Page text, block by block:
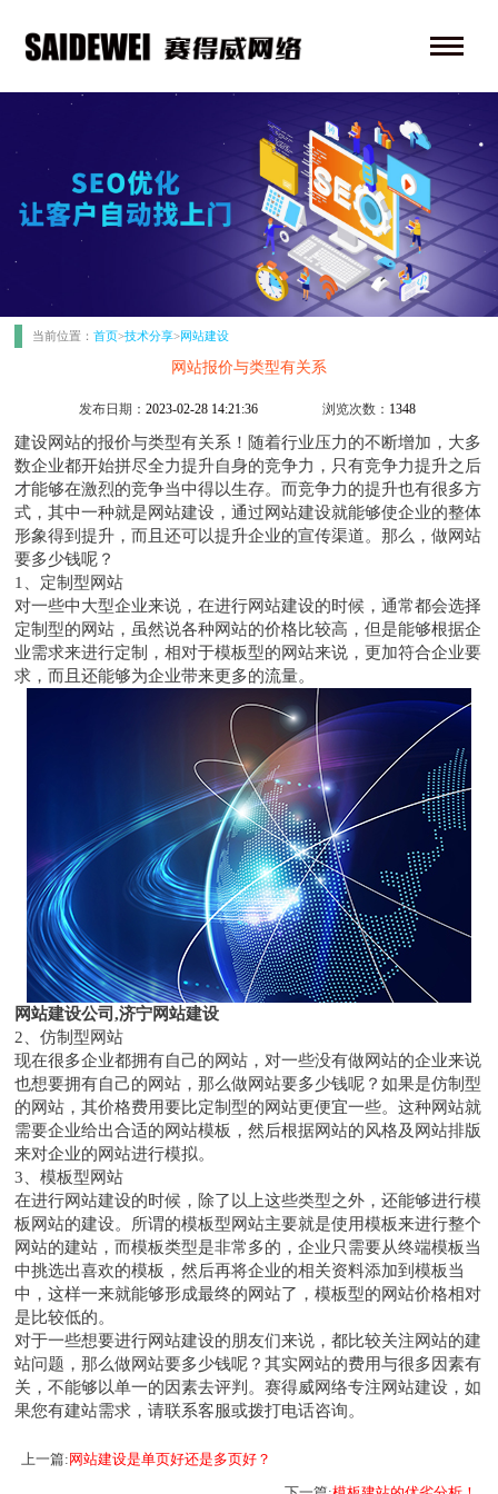
当前位置：首页>技术分享>网站建设
网站报价与类型有关系
发布日期：2023-02-28 14:21:36 浏览次数： 1348
建设网站的报价与类型有关系！随着行业压力的不断增加，大多
数企业都开始拼尽全力提升自身的竞争力，只有竞争力提升之后
才能够在激烈的竞争当中得以生存。而竞争力的提升也有很多方
式，其中一种就是网站建设 ，通过网站建设就能够使企业的整体
形象得到提升，而且还可以提升企业的宣传渠道。那么，做网站
要多少钱呢？
1、定制型网站
对一些中大型企业来说，在进行网站建设的时候，通常都会选择
定制型的网站，虽然说各种网站的价格比较高，但是能够根据企
业需求来进行定制，相对于模板型的网站来说，更加符合企业要
求，而且还能够为企业带来更多的流量。
网站建设公司,济宁网站建设
2、仿制型网站
现在很多企业都拥有自己的网站，对一些没有做网站的企业来说
也想要拥有自己的网站，那么做网站要多少钱呢？如果是仿制型
的网站，其价格费用要比定制型的网站更便宜一些。这种网站就
需要企业给出合适的网站模板，然后根据网站的风格及网站排版
来对企业的网站进行模拟。
3、模板型网站
在进行网站建设的时候，除了以上这些类型之外，还能够进行模
板网站的建设。所谓的模板型网站主要就是使用模板来进行整个
网站的建站，而模板类型是非常多的，企业只需要从终端模板当
中挑选出喜欢的模板，然后再将企业的相关资料添加到模板当
中，这样一来就能够形成最终的网站了，模板型的网站价格相对
是比较低的。
对于一些想要进行网站建设的朋友们来说，都比较关注网站的建
站问题，那么做网站要多少钱呢？其实网站的费用与很多因素有
关，不能够以单一的因素去评判。赛得威网络专注网站建设，如
果您有建站需求，请联系客服或拨打电话咨询。
上一篇: 网站建设是单页好还是多页好？